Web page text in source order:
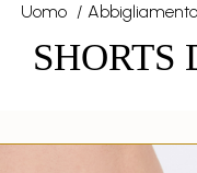
Uomo / Abbigliamento
SHORTS